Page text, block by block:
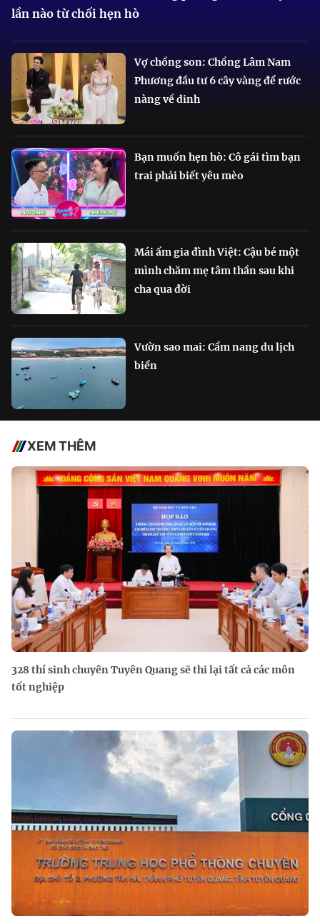
lần nào từ chối hẹn hò
Vợ chồng son: Chồng Lâm Nam
Phương đầu tư 6 cây vàng để rước
nàng về dinh
Bạn muốn hẹn hò: Cô gái tìm bạn
trai phải biết yêu mèo
Mái ấm gia đình Việt: Cậu bé một
mình chăm mẹ tâm thần sau khi
cha qua đời
Vườn sao mai: Cẩm nang du lịch
biển
XEM THÊM
328 thí sinh chuyên Tuyên Quang sẽ thi lại tất cả các môn
tốt nghiệp